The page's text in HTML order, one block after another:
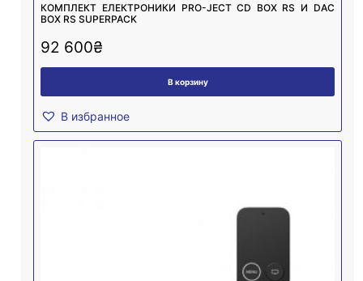
КОМПЛЕКТ ЕЛЕКТРОНИКИ PRO-JECT CD BOX RS И DAC
BOX RS SUPERPACK
92 600₴
В корзину
В избранное